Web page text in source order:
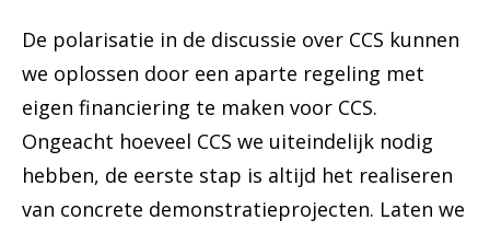
De polarisatie in de discussie over CCS kunnen
we oplossen door een aparte regeling met
eigen financiering te maken voor CCS.
Ongeacht hoeveel CCS we uiteindelijk nodig
hebben, de eerste stap is altijd het realiseren
van concrete demonstratieprojecten. Laten we